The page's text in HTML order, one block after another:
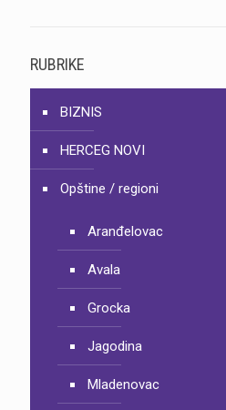
RUBRIKE
BIZNIS
HERCEG NOVI
Opštine / regioni
Aranđelovac
Avala
Grocka
Jagodina
Mladenovac